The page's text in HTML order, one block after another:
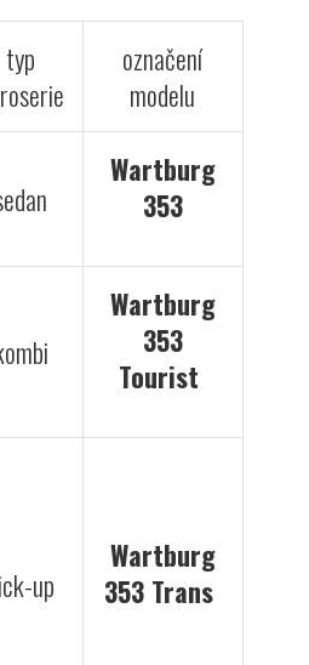
typ
označení
modelu
Wartburg
353
Wartburg
353
Tourist
up
Wartburg
353 Trans